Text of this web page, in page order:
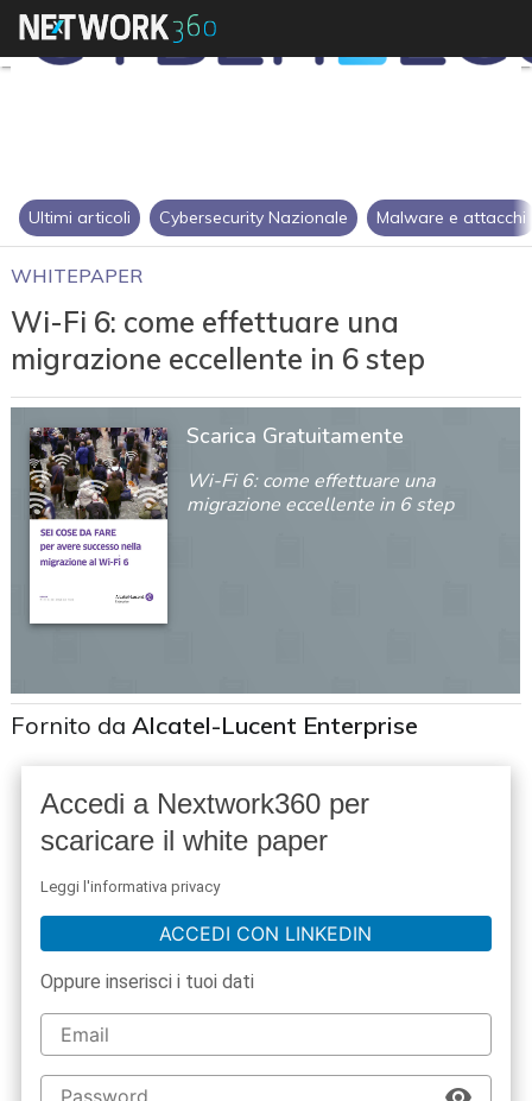
Ultimi articoli Cybersecurity Nazionale Malware e attacchi
WHITEPAPER
Wi-Fi 6: come effettuare una
migrazione eccellente in 6 step
Scarica Gratuitamente
Wi-Fi 6: come effettuare una
migrazione eccellente in 6 step
Fornito daAlcatel-Lucent Enterprise
Accedi a Nextwork360 per
scaricare il white paper
Leggi l'informativa privacy
ACCEDI CON LINKEDIN
Oppure inserisci i tuoi dati